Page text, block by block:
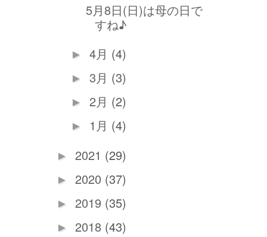
5月8日(日)は母の日で
すね♪
► 4月 (4)
► 3月 (3)
► 2月 (2)
► 1月 (4)
► 2021 (29)
► 2020 (37)
► 2019 (35)
► 2018 (43)